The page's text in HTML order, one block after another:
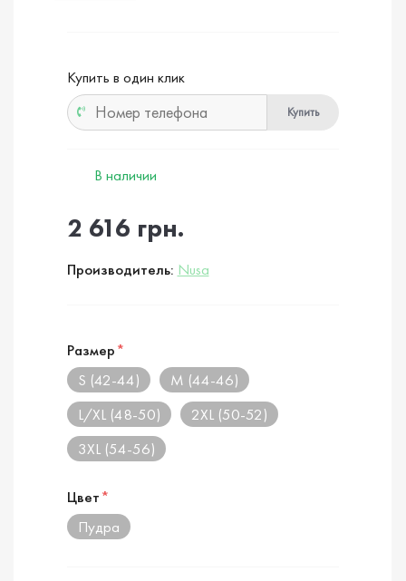
Купить в один клик
Купить
В наличии
2 616 грн.
Производитель: Nusa
Размер*
S (42-44)
M (44-46)
L/XL (48-50)
2XL (50-52)
3XL (54-56)
Цвет*
Пудра